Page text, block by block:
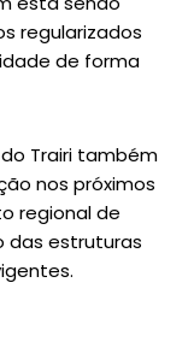
regularizados
de forma
Trairi também
nos próximos
regional de
das estruturas